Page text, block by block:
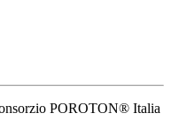
POROTON® Italia